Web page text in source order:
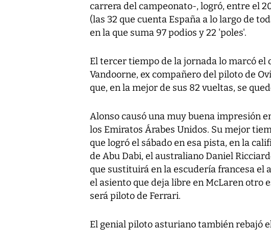
carrera del campeonato-, logró, entre el
(las 32 que cuenta España a lo largo de
en la que suma 97 podios y 22 'poles'.
El tercer tiempo de la jornada lo marcó el
Vandoorne, ex compañero del piloto de
que, en la mejor de sus 82 vueltas, se
Alonso causó una muy buena impresión
los Emiratos Árabes Unidos. Su mejor
que logró el sábado en esa pista, en la
de Abu Dabi, el australiano Daniel
que sustituirá en la escudería francesa el
el asiento que deja libre en McLaren otro
será piloto de Ferrari.
El genial piloto asturiano también rebajó